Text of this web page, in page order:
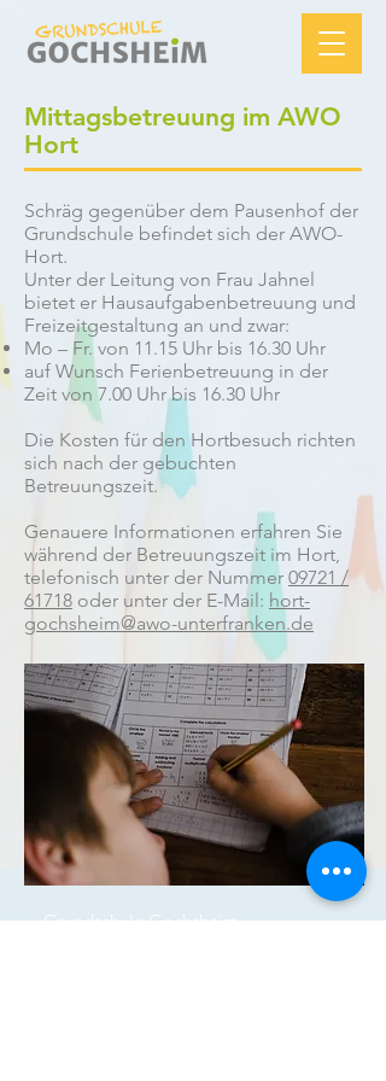
Mittagsbetreuung im AWO
Hort
Schräg gegenüber dem Pausenhof der
Grundschule befindet sich der AWO-
Hort.
Unter der Leitung von Frau Jahnel
bietet er Hausaufgabenbetreuung und
Freizeitgestaltung an und zwar:
Mo – Fr. von 11.15 Uhr bis 16.30 Uhr
auf Wunsch Ferienbetreuung in der
Zeit von 7.00 Uhr bis 16.30 Uhr
Die Kosten für den Hortbesuch richten
sich nach der gebuchten
Betreuungszeit.
Genauere Informationen erfahren Sie
während der Betreuungszeit im Hort,
telefonisch unter der Nummer 09721 /
61718 oder unter der E-Mail: hort-
gochsheim@awo-unterfranken.de
Grundschule Gochsheim